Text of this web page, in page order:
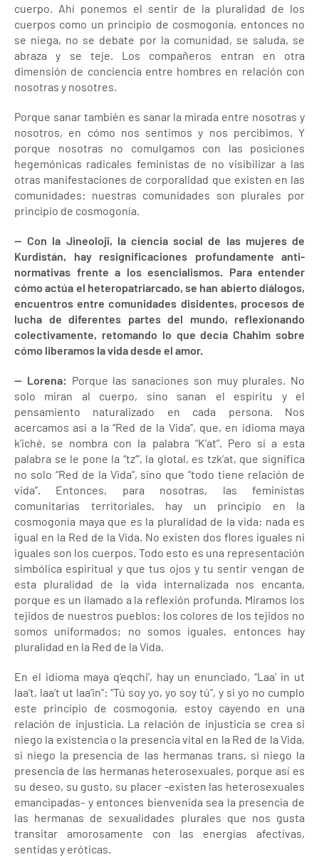
cuerpo. Ahí ponemos el sentir de la pluralidad de los
cuerpos como un principio de cosmogonía, entonces no
se niega, no se debate por la comunidad, se saluda, se
abraza y se teje. Los compañeros entran en otra
dimensión de conciencia entre hombres en relación con
nosotras y nosotres.
Porque sanar también es sanar la mirada entre nosotras y
nosotros, en cómo nos sentimos y nos percibimos. Y
porque nosotras no comulgamos con las posiciones
hegemónicas radicales feministas de no visibilizar a las
otras manifestaciones de corporalidad que existen en las
comunidades: nuestras comunidades son plurales por
principio de cosmogonía.
— Con la Jineolojî, la ciencia social de las mujeres de
Kurdistán, hay resignificaciones profundamente anti-
normativas frente a los esencialismos. Para entender
cómo actúa el heteropatriarcado, se han abierto diálogos,
encuentros entre comunidades disidentes, procesos de
lucha de diferentes partes del mundo, reflexionando
colectivamente, retomando lo que decía Chahim sobre
cómo liberamos la vida desde el amor.
— Lorena: Porque las sanaciones son muy plurales. No
solo miran al cuerpo, sino sanan el espíritu y el
pensamiento naturalizado en cada persona. Nos
acercamos así a la “Red de la Vida”, que, en idioma maya
k’iché, se nombra con la palabra “K’at”. Pero si a esta
palabra se le pone la “tz’”, la glotal, es tzk’at, que significa
no solo “Red de la Vida”, sino que “todo tiene relación de
vida”. Entonces, para nosotras, las feministas
comunitarias territoriales, hay un principio en la
cosmogonía maya que es la pluralidad de la vida: nada es
igual en la Red de la Vida. No existen dos flores iguales ni
iguales son los cuerpos. Todo esto es una representación
simbólica espiritual y que tus ojos y tu sentir vengan de
esta pluralidad de la vida internalizada nos encanta,
porque es un llamado a la reflexión profunda. Miramos los
tejidos de nuestros pueblos: los colores de los tejidos no
somos uniformados; no somos iguales, entonces hay
pluralidad en la Red de la Vida.
En el idioma maya q’eqchi’, hay un enunciado, “Laa’ in ut
laa’t, laa’t ut laa’in”: “Tú soy yo, yo soy tú”, y si yo no cumplo
este principio de cosmogonía, estoy cayendo en una
relación de injusticia. La relación de injusticia se crea si
niego la existencia o la presencia vital en la Red de la Vida,
si niego la presencia de las hermanas trans, si niego la
presencia de las hermanas heterosexuales, porque así es
su deseo, su gusto, su placer -existen las heterosexuales
emancipadas- y entonces bienvenida sea la presencia de
las hermanas de sexualidades plurales que nos gusta
transitar amorosamente con las energías afectivas,
sentidas y eróticas.